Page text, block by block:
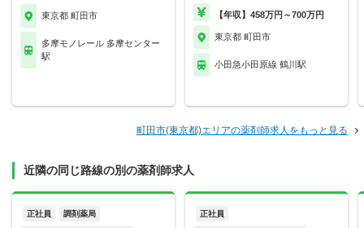
東京都 町田市
多摩モノレール 多摩センター
駅
【年収】458万円～700万円
東京都 町田市
小田急小田原線 鶴川駅
町田市(東京都)エリアの薬剤師求人をもっと見る
近隣の同じ路線の別の薬剤師求人
正社員 調剤薬局 正社員